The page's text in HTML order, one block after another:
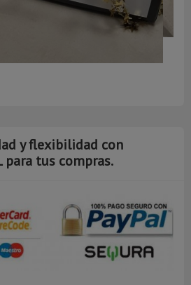
y flexibilidad con
para tus compras.